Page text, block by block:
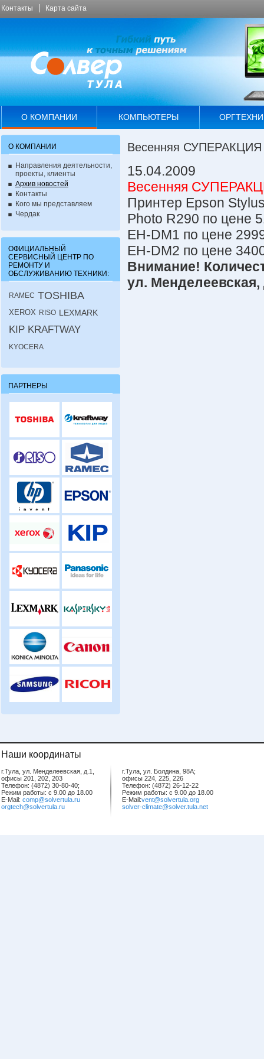
Контакты Карта сайта
О КОМПАНИИ КОМПЬЮТЕРЫ
Весенняя СУПЕРАКЦИЯ
15.04.2009
Весенняя
Принтер Epson
Photo R290 по цене
EH-DM1 по цене
EH-DM2 по цене
Внимание!
ул.
О КОМПАНИИ
Направления деятельности,
проекты, клиенты
Архив новостей
Контакты
Кого мы представляем
Чердак
ОФИЦИАЛЬНЫЙ
СЕРВИСНЫЙ ЦЕНТР ПО
РЕМОНТУ И
ОБСЛУЖИВАНИЮ ТЕХНИКИ:
RAMEC TOSHIBA
XEROX RISO LEXMARK
KIP KRAFTWAY
KYOCERA
ПАРТНЕРЫ
Наши координаты
г.Тула, ул. Менделеевская, д.1,
офисы 201, 202, 203
Телефон: (4872) 30-80-40;
Режим работы: с 9.00 до 18.00
E-Mail: comp@solvertula.ru
orgtech@solvertula.ru
г.Тула, ул. Болдина, 98А;
офисы 224, 225, 226
Телефон: (4872) 26-12-22
Режим работы: с 9.00 до 18.00
E-Mail:vent@solvertula.org
solver-climate@solver.tula.net